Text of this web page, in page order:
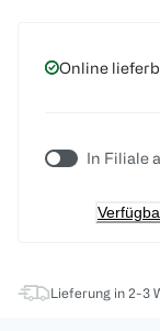
Online
In Filiale
Lieferung in 2-3